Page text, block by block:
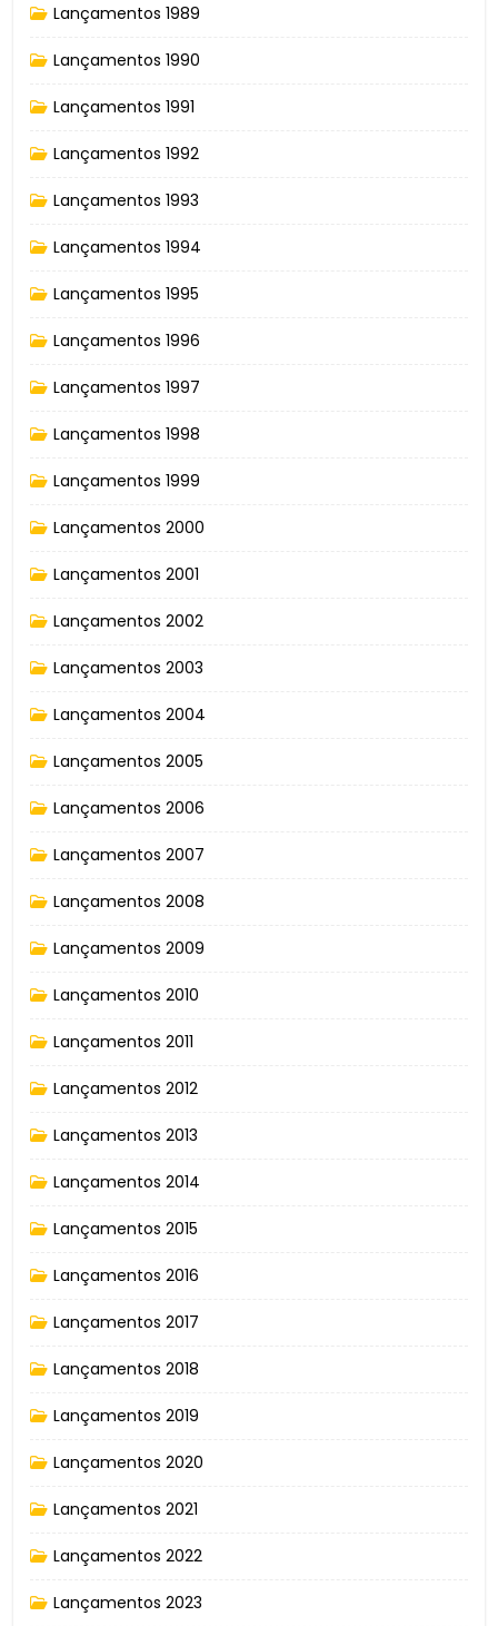
Lançamentos 1989
Lançamentos 1990
Lançamentos 1991
Lançamentos 1992
Lançamentos 1993
Lançamentos 1994
Lançamentos 1995
Lançamentos 1996
Lançamentos 1997
Lançamentos 1998
Lançamentos 1999
Lançamentos 2000
Lançamentos 2001
Lançamentos 2002
Lançamentos 2003
Lançamentos 2004
Lançamentos 2005
Lançamentos 2006
Lançamentos 2007
Lançamentos 2008
Lançamentos 2009
Lançamentos 2010
Lançamentos 2011
Lançamentos 2012
Lançamentos 2013
Lançamentos 2014
Lançamentos 2015
Lançamentos 2016
Lançamentos 2017
Lançamentos 2018
Lançamentos 2019
Lançamentos 2020
Lançamentos 2021
Lançamentos 2022
Lançamentos 2023